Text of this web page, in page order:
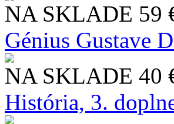
NA SKLADE 59
Génius Gustave
NA SKLADE 40
História, 3.